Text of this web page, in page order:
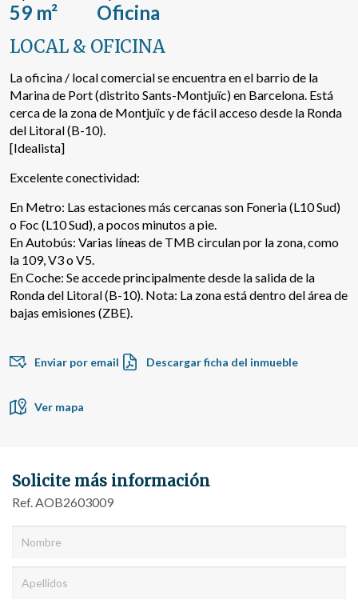
59 m² Oficina
LOCAL & OFICINA
La oficina / local comercial se encuentra en el barrio de la
Marina de Port (distrito Sants-Montjuïc) en Barcelona. Está
cerca de la zona de Montjuïc y de fácil acceso desde la Ronda
del Litoral (B-10).
[Idealista]
Excelente conectividad:
En Metro: Las estaciones más cercanas son Foneria (L10 Sud)
o Foc (L10 Sud), a pocos minutos a pie.
En Autobús: Varias líneas de TMB circulan por la zona, como
la 109, V3 o V5.
En Coche: Se accede principalmente desde la salida de la
Ronda del Litoral (B-10). Nota: La zona está dentro del área de
bajas emisiones (ZBE).
Enviar por email Descargar ficha del inmueble
Ver mapa
Solicite más información
Ref. AOB2603009
Técnicas y funcionales
Este sitio web utiliza Cookies propias para recopilar
Si continua navegando, supone la aceptación de la
instalación de las mismas. El usuario tiene la posibilidad
impedir que sean instaladas en su disco duro, aunque
deberá tener en cuenta que dicha acción podrá ocasionar
dificultades de navegación de la página web.